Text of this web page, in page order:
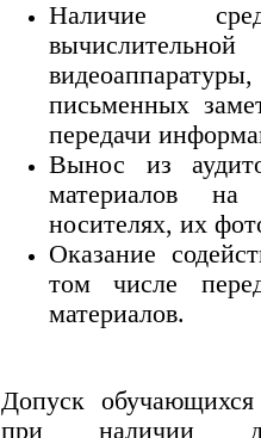
Наличие
письменных
передачи
Вынос из
материалов
носителях, их
Оказание
том числе
материалов.
Допуск
при наличии